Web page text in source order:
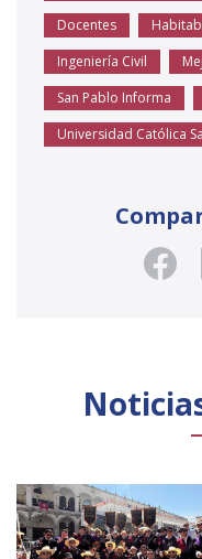
Docentes
Ingeniería Civil
San Pablo Informa
Universidad Católica